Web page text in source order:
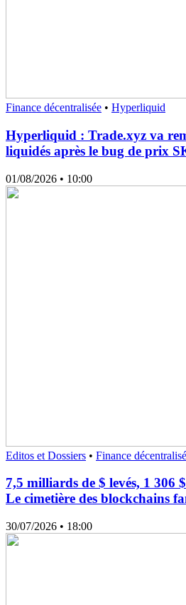
Finance décentralisée • Hyperliquid
Hyperliquid : Trade.xyz va
liquidés après le bug de prix
01/08/2026 • 10:00
Editos et Dossiers • Finance
7,5 milliards de $ levés, 1 306
Le cimetière des blockchains
30/07/2026 • 18:00